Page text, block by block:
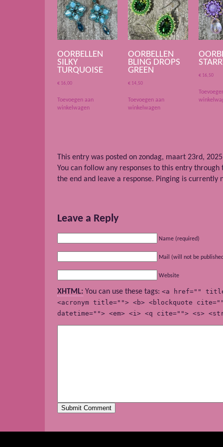
OORBELLEN
SILKY
TURQUOISE
€ 16,00
Toevoegen aan
winkelwagen
OORBELLEN
BLING DROPS
GREEN
€ 14,50
Toevoegen aan
winkelwagen
€ 16,50
This entry was posted on zondag, maart 23rd,
You can follow any responses to this entry
the end and leave a response. Pinging is currently
Leave a Reply
Name (required)
Mail (will not be
Website
XHTML: You can use these tags: <a href=""
<acronym title=""> <b> <blockquote
datetime=""> <em> <i> <q cite=""> <s>